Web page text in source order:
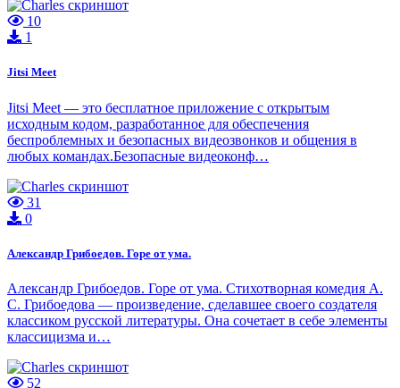
10
1
Jitsi Meet
Jitsi Meet — это бесплатное приложение с открытым
исходным кодом, разработанное для обеспечения
беспроблемных и безопасных видеозвонков и общения в
любых командах.Безопасные видеоконф…
31
0
Александр Грибоедов. Горе от ума.
Александр Грибоедов. Горе от ума. Cтихотворная комедия А.
С. Грибоедова — произведение, сделавшее своего создателя
классиком русской литературы. Она сочетает в себе элементы
классицизма и…
52